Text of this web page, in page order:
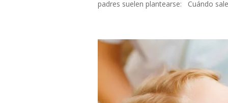
padres suelen plantearse: Cuándo